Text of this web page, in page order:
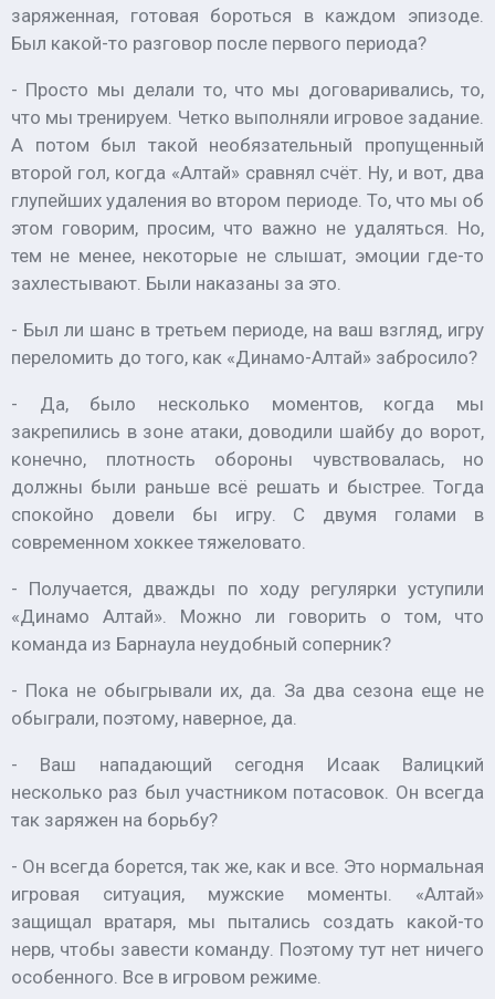
заряженная, готовая бороться в каждом эпизоде.
Был какой-то разговор после первого периода?
- Просто мы делали то, что мы договаривались, то,
что мы тренируем. Четко выполняли игровое задание.
А потом был такой необязательный пропущенный
второй гол, когда «Алтай» сравнял счёт. Ну, и вот, два
глупейших удаления во втором периоде. То, что мы об
этом говорим, просим, что важно не удаляться. Но,
тем не менее, некоторые не слышат, эмоции где-то
захлестывают. Были наказаны за это.
- Был ли шанс в третьем периоде, на ваш взгляд, игру
переломить до того, как «Динамо-Алтай» забросило?
- Да, было несколько моментов, когда мы
закрепились в зоне атаки, доводили шайбу до ворот,
конечно, плотность обороны чувствовалась, но
должны были раньше всё решать и быстрее. Тогда
спокойно довели бы игру. С двумя голами в
современном хоккее тяжеловато.
- Получается, дважды по ходу регулярки уступили
«Динамо Алтай». Можно ли говорить о том, что
команда из Барнаула неудобный соперник?
- Пока не обыгрывали их, да. За два сезона еще не
обыграли, поэтому, наверное, да.
- Ваш нападающий сегодня Исаак Валицкий
несколько раз был участником потасовок. Он всегда
так заряжен на борьбу?
- Он всегда борется, так же, как и все. Это нормальная
игровая ситуация, мужские моменты. «Алтай»
защищал вратаря, мы пытались создать какой-то
нерв, чтобы завести команду. Поэтому тут нет ничего
особенного. Все в игровом режиме.